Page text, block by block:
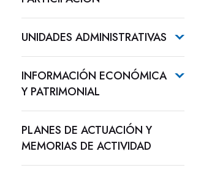
UNIDADES ADMINISTRATIVAS
INFORMACIÓN ECONÓMICA
Y PATRIMONIAL
PLANES DE ACTUACIÓN Y
MEMORIAS DE ACTIVIDAD